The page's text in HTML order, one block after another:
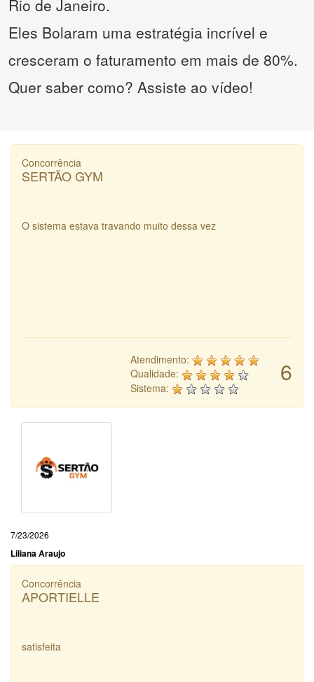
Rio de Janeiro.
Eles Bolaram uma estratégia incrível e
cresceram o faturamento em mais de 80%.
Quer saber como? Assiste ao vídeo!
Concorrência
SERTÃO GYM
O sistema estava travando muito dessa vez
6
Atendimento:
Qualidade:
Sistema:
7/23/2026
Liliana Araujo
Concorrência
APORTIELLE
satisfeita